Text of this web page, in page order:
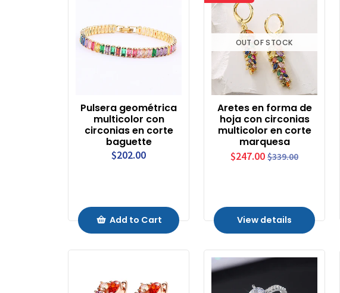
Pulsera geométrica
multicolor con
circonias en corte
baguette
$202.00
Add to Cart
OUT OF STOCK
Aretes en forma de
hoja con circonias
multicolor en corte
marquesa
$247.00 $339.00
View details